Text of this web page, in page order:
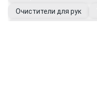
Очистители для рук